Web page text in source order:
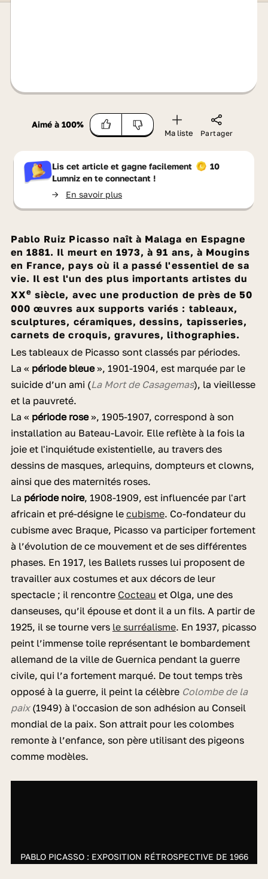
Aimé à 100%
Ma liste Partager
Lis cet article et gagne facilement
10
Lumniz en te connectant !
-> En savoir plus
Pablo Ruiz Picasso naît à Malaga en Espagne
en 1881. Il meurt en 1973, à 91 ans, à Mougins
en France, pays où il a passé l'essentiel de sa
vie. Il est l'un des plus importants artistes du
XXe siècle, avec une production de près de 50
000 œuvres aux supports variés : tableaux,
sculptures, céramiques, dessins, tapisseries,
carnets de croquis, gravures, lithographies.
Les tableaux de Picasso sont classés par périodes.
La « période bleue», 1901-1904, est marquée par le
suicide d’un ami (La Mort de Casagemas), la vieillesse
et la pauvreté.
La « période rose», 1905-1907, correspond à son
installation au Bateau-Lavoir. Elle reflète à la fois la
joie et l'inquiétude existentielle, au travers des
dessins de masques, arlequins, dompteurs et clowns,
ainsi que des maternités roses.
La période noire, 1908-1909, est influencée par l'art
africain et pré-désigne le cubisme. Co-fondateur du
cubisme avec Braque, Picasso va participer fortement
à l’évolution de ce mouvement et de ses différentes
phases. En 1917, les Ballets russes lui proposent de
travailler aux costumes et aux décors de leur
spectacle ; il rencontre Cocteau et Olga, une des
danseuses, qu’il épouse et dont il a un fils. A partir de
1925, il se tourne vers le surréalisme. En 1937, picasso
peint l’immense toile représentant le bombardement
allemand de la ville de Guernica pendant la guerre
civile, qui l’a fortement marqué. De tout temps très
opposé à la guerre, il peint la célèbreColombe de la
paix(1949) à l'occasion de son adhésion au Conseil
mondial de la paix. Son attrait pour les colombes
remonte à l’enfance, son père utilisant des pigeons
comme modèles.
PABLO PICASSO : EXPOSITION RÉTROSPECTIVE DE 1966